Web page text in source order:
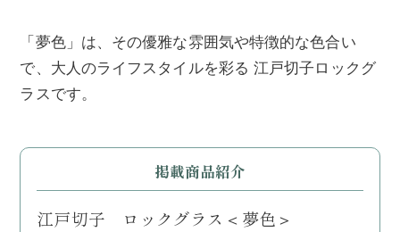
「夢色」は、その優雅な雰囲気や特徴的な色合い
で、大人のライフスタイルを彩る 江戸切子ロックグ
ラスです。
掲載商品紹介
江戸切子 ロックグラス＜夢色＞